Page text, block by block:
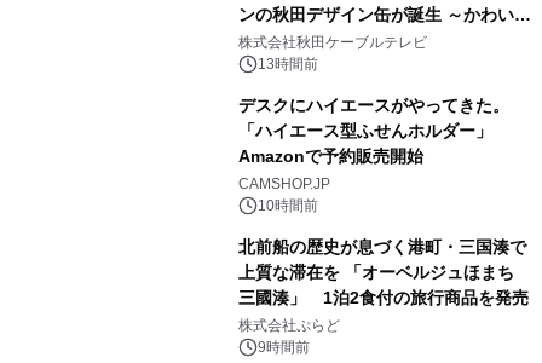
ンの秋田デザイン缶が誕生 ～かわいい
秋田犬の子犬と秋田の四季と名所を巡
るパッケージ～ 9月1日(火)秋田県内で
株式会社秋田ケーブルテレビ
13時間前
デスクにハイエースがやってきた。
「ハイエース型ふせんホルダー」
Amazonで予約販売開始
CAMSHOP.JP
10時間前
北前船の歴史が息づく港町・三国湊で
上質な滞在を 「オーベルジュほまち
三國湊」 1泊2食付の旅行商品を発売
株式会社ぷらど
9時間前